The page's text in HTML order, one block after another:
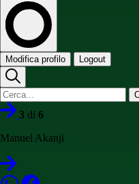
Modifica profilo Logout
3 di 6
Manuel Akanji